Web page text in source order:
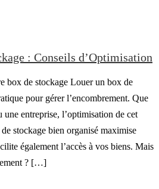
: Conseils d’Optimisation
box de stockage Louer un box de
pour gérer l’encombrement. Que
entreprise, l’optimisation de cet
stockage bien organisé maximise
également l’accès à vos biens. Mais
? […]